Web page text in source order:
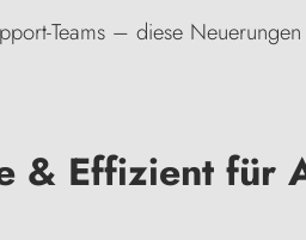
Teams – diese
& Effizient für